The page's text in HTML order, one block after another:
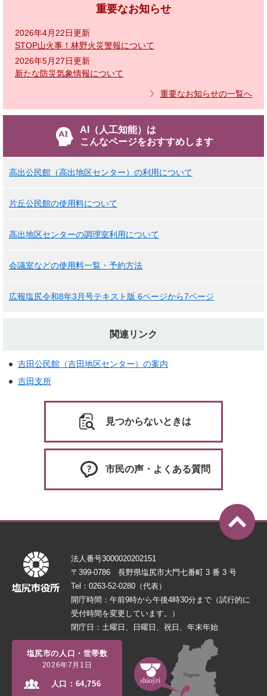
重要なお知らせ
2026年4月22日更新
STOP山火事！林野火災警報について
2026年5月27日更新
新たな防災気象情報について
重要なお知らせの一覧へ
AI（人工知能）は
こんなページをおすすめします
高出公民館（高出地区センター）の利用について
片丘公民館の使用料について
高出地区センターの調理室利用について
会議室などの使用料一覧・予約方法
広報塩尻令和8年3月号テキスト版 6ページから7ページ
関連リンク
吉田公民館（吉田地区センター）の案内
吉田支所
見つからないときは
市民の声・よくある質問
法人番号3000020202151
〒399-0786 長野県塩尻市大門七番町 3 番 3 号
Tel：0263-52-0280（代表）
開庁時間：午前9時から午後4時30分まで（試行的に
受付時間を変更しています。）
閉庁日：土曜日、日曜日、祝日、年末年始
塩尻市の人口・世帯数
2026年7月1日
人口： 64,756